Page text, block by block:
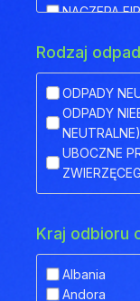
NACZEPA
NACZEPA
NACZEPA
NACZEPA
NACZEPA
NACZEPA
NACZEPA
NACZEPA
POKŁADEM
NACZEPA
NACZEPA
NACZEPA
ZWIERZĄT
Rodzaj
ODPADY
ODPADY
NEUTRALNE)
UBOCZNE
Kraj odbioru
Albania
Andora